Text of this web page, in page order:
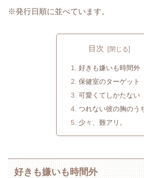
※発行日順に並べています。
目次
好きも嫌いも時間外
保健室のターゲット
可愛くてしかたない
つれない彼の胸のう
少々、難アリ。
好きも嫌いも時間外